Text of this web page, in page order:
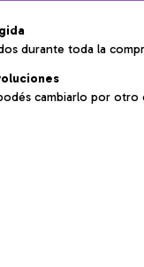
durante toda la
cambiarlo por otro